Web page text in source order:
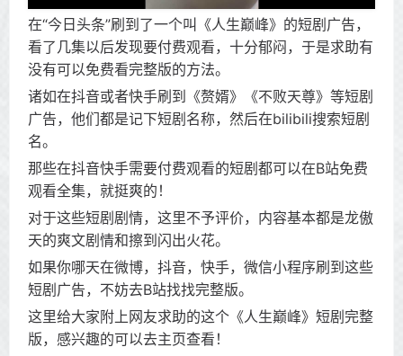
在“今日头条”刷到了一个叫《人生巅峰》的短剧广告，
看了几集以后发现要付费观看，十分郁闷，于是求助有
没有可以免费看完整版的方法。
诸如在抖音或者快手刷到《赘婿》《不败天尊》等短剧
广告，他们都是记下短剧名称，然后在bilibili搜索短剧
名。
那些在抖音快手需要付费观看的短剧都可以在B站免费
观看全集，就挺爽的！
对于这些短剧剧情，这里不予评价，内容基本都是龙傲
天的爽文剧情和擦到闪出火花。
如果你哪天在微博，抖音，快手，微信小程序刷到这些
短剧广告，不妨去B站找找完整版。
这里给大家附上网友求助的这个《人生巅峰》短剧完整
版，感兴趣的可以去主页查看！